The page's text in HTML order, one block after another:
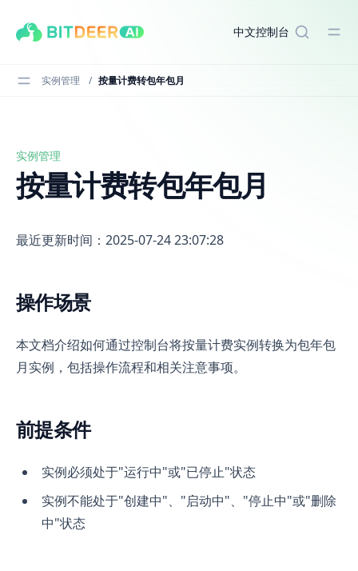
中文控制台
实例管理 / 按量计费转包年包月
按量计费转包年包月
实例管理
按量计费转包年包月
最近更新时间：2025-07-24 23:07:28
操作场景
本文档介绍如何通过控制台将按量计费实例转换为包年包
月实例，包括操作流程和相关注意事项。
前提条件
实例必须处于"运行中"或"已停止"状态
实例不能处于"创建中"、"启动中"、"停止中"或"删除
中"状态